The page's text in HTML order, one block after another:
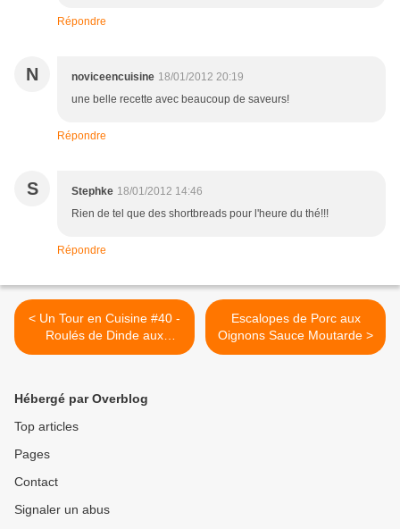
Répondre
N noviceencuisine 18/01/2012 20:19
une belle recette avec beaucoup de saveurs!
Répondre
S Stephke 18/01/2012 14:46
Rien de tel que des shortbreads pour l'heure du thé!!!
Répondre
< Un Tour en Cuisine #40 -
Roulés de Dinde aux
Poivrons
Escalopes de Porc aux
Oignons Sauce Moutarde >
Hébergé par Overblog
Top articles
Pages
Contact
Signaler un abus